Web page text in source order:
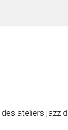
des ateliers jazz